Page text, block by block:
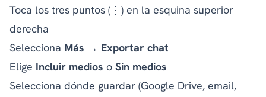
Toca los tres puntos (⋮) en la esquina superior
derecha
Selecciona Más → Exportar chat
Elige Incluir medios o Sin medios
Selecciona dónde guardar (Google Drive, email,